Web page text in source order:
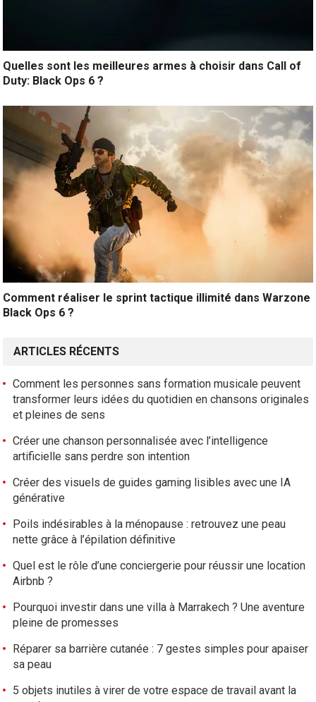
Quelles sont les meilleures armes à choisir dans Call of
Duty: Black Ops 6 ?
Comment réaliser le sprint tactique illimité dans Warzone
Black Ops 6 ?
ARTICLES RÉCENTS
Comment les personnes sans formation musicale peuvent
transformer leurs idées du quotidien en chansons originales
et pleines de sens
Créer une chanson personnalisée avec l’intelligence
artificielle sans perdre son intention
Créer des visuels de guides gaming lisibles avec une IA
générative
Poils indésirables à la ménopause : retrouvez une peau
nette grâce à l’épilation définitive
Quel est le rôle d’une conciergerie pour réussir une location
Airbnb ?
Pourquoi investir dans une villa à Marrakech ? Une aventure
pleine de promesses
Réparer sa barrière cutanée : 7 gestes simples pour apaiser
sa peau
5 objets inutiles à virer de votre espace de travail avant la